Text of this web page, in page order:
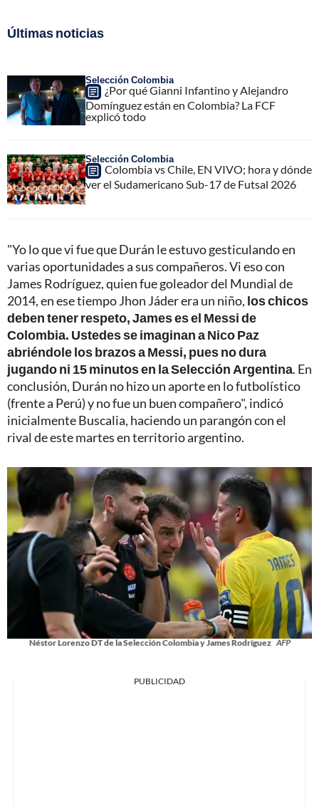
Últimas noticias
Selección Colombia
¿Por qué Gianni Infantino y Alejandro
Domínguez están en Colombia? La FCF
explicó todo
Selección Colombia
Colombia vs Chile, EN VIVO; hora y dónde
ver el Sudamericano Sub-17 de Futsal 2026
"Yo lo que vi fue que Durán le estuvo gesticulando en
varias oportunidades a sus compañeros. Vi eso con
James Rodríguez, quien fue goleador del Mundial de
2014, en ese tiempo Jhon Jáder era un niño, los chicos
deben tener respeto, James es el Messi de
Colombia. Ustedes se imaginan a Nico Paz
abriéndole los brazos a Messi, pues no dura
jugando ni 15 minutos en la Selección Argentina. En
conclusión, Durán no hizo un aporte en lo futbolístico
(frente a Perú) y no fue un buen compañero", indicó
inicialmente Buscalia, haciendo un parangón con el
rival de este martes en territorio argentino.
Néstor Lorenzo DT de la Selección Colombia y James Rodríguez AFP
PUBLICIDAD